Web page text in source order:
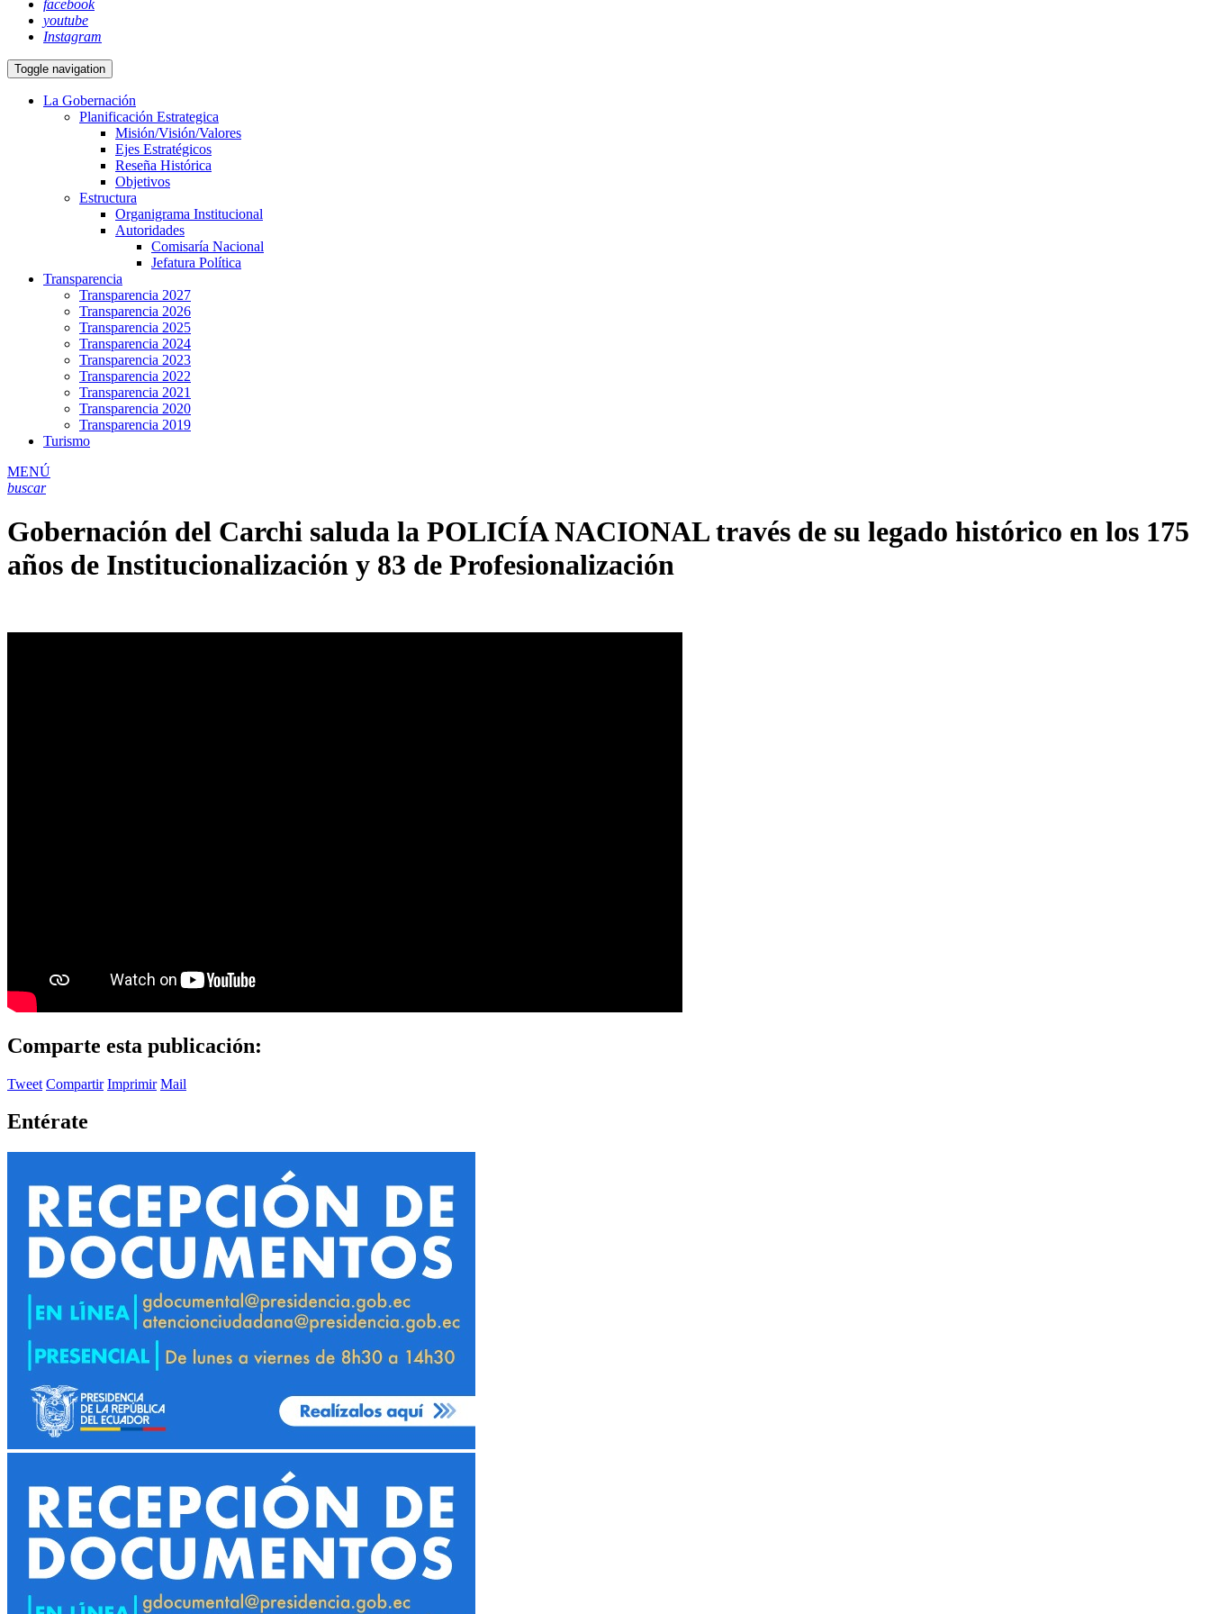
facebook
youtube
Instagram
Toggle navigation
La Gobernación
Planificación Estrategica
Misión/Visión/Valores
Ejes Estratégicos
Reseña Histórica
Objetivos
Estructura
Organigrama Institucional
Autoridades
Comisaría Nacional
Jefatura Política
Transparencia
Transparencia 2027
Transparencia 2026
Transparencia 2025
Transparencia 2024
Transparencia 2023
Transparencia 2022
Transparencia 2021
Transparencia 2020
Transparencia 2019
Turismo
MENÚ
buscar
Gobernación del Carchi saluda la POLICÍA NACIONAL través de su legado histórico en los 175
años de Institucionalización y 83 de Profesionalización
Comparte esta publicación:
Tweet Compartir Imprimir Mail
Entérate